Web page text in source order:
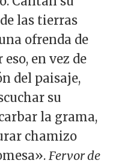
las tierras
ofrenda de
en vez de
del paisaje,
su
la grama,
chamizo
Fervor de